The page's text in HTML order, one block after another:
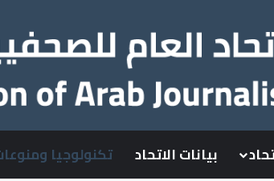
بيانات الاتحاد تكنولوجيا